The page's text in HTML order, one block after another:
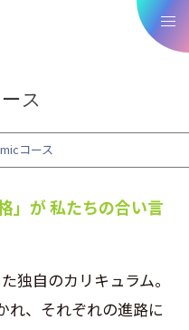
ス
コース
」が私たちの合い言
独自のカリキュラム。
れ、それぞれの進路に